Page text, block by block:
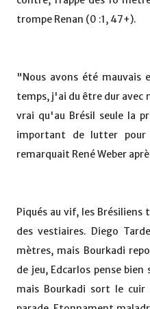
trompe Renan (0 :1, 47+).
"Nous avons été mauvais
temps, j'ai du être dur avec
vrai qu'au Brésil seule la
important de lutter pour
remarquait René Weber
Piqués au vif, les
des vestiaires. Diego
mètres, mais Bourkadi
de jeu, Edcarlos pense
mais Bourkadi sort le